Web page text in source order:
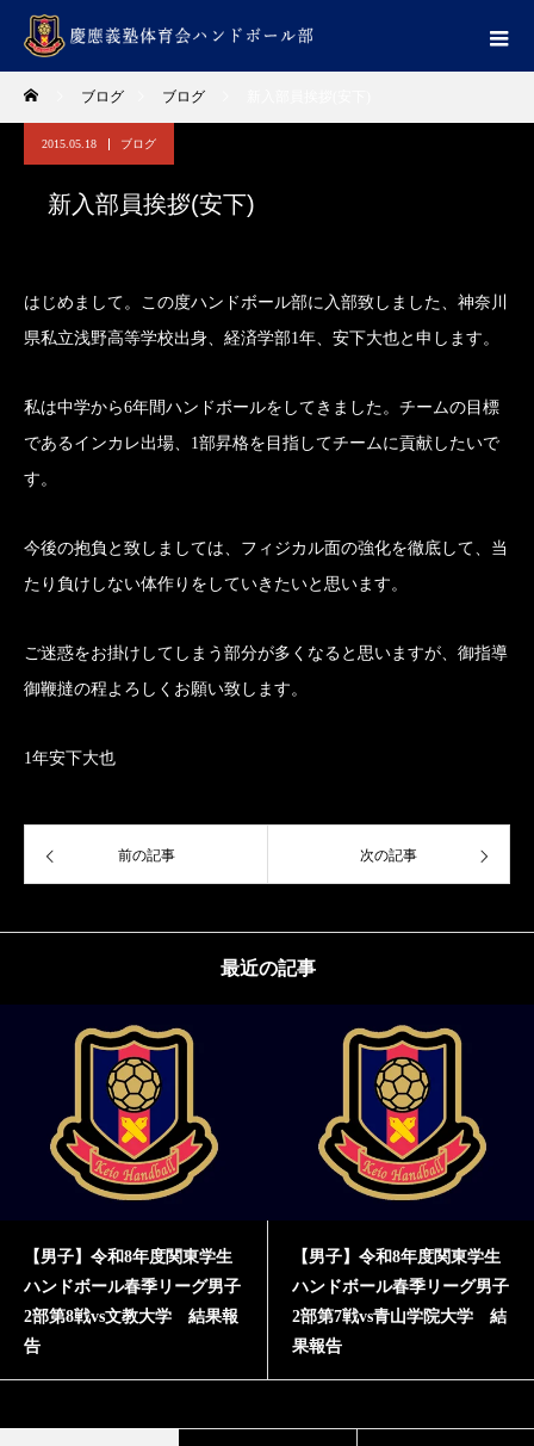
ブログ ブログ
2015.05.18 ブログ
新入部員挨拶(安下)
はじめまして。この度ハンドボール部に入部致しました、神奈川
県私立浅野高等学校出身、経済学部1年、安下大也と申します。
私は中学から6年間ハンドボールをしてきました。チームの目標
であるインカレ出場、1部昇格を目指してチームに貢献したいで
す。
今後の抱負と致しましては、フィジカル面の強化を徹底して、当
たり負けしない体作りをしていきたいと思います。
ご迷惑をお掛けしてしまう部分が多くなると思いますが、御指導
御鞭撻の程よろしくお願い致します。
1年安下大也
前の記事 次の記事
最近の記事
】令和8年度関東学生
ボール春季リーグ男子
8戦vs文教大学 結果報
【男子】令和8年度関東学生
ハンドボール春季リーグ男子
2部第7戦vs青山学院大学 結
ハ
2部